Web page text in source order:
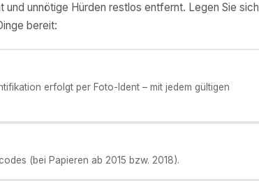
unnötige Hürden restlos entfernt. Legen Sie sich
bereit:
erfolgt per Foto-Ident – mit jedem gültigen
(bei Papieren ab 2015 bzw. 2018).